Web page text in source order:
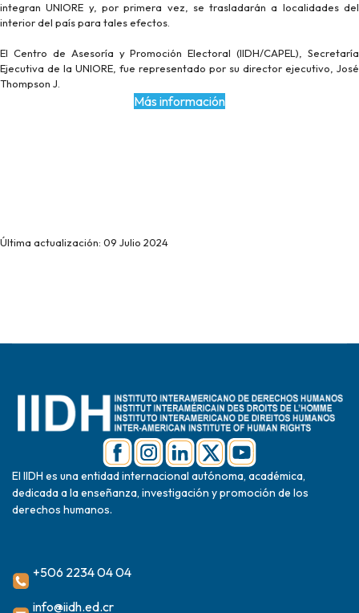
integran UNIORE y, por primera vez, se trasladarán a localidades del
interior del país para tales efectos.
El Centro de Asesoría y Promoción Electoral (IIDH/CAPEL), Secretaría
Ejecutiva de la UNIORE, fue representado por su director ejecutivo, José
Thompson J.
Más información
Última actualización: 09 Julio 2024
El IIDH es una entidad internacional autónoma, académica,
dedicada a la enseñanza, investigación y promoción de los
derechos humanos.
+506 2234 04 04
info@iidh.ed.cr